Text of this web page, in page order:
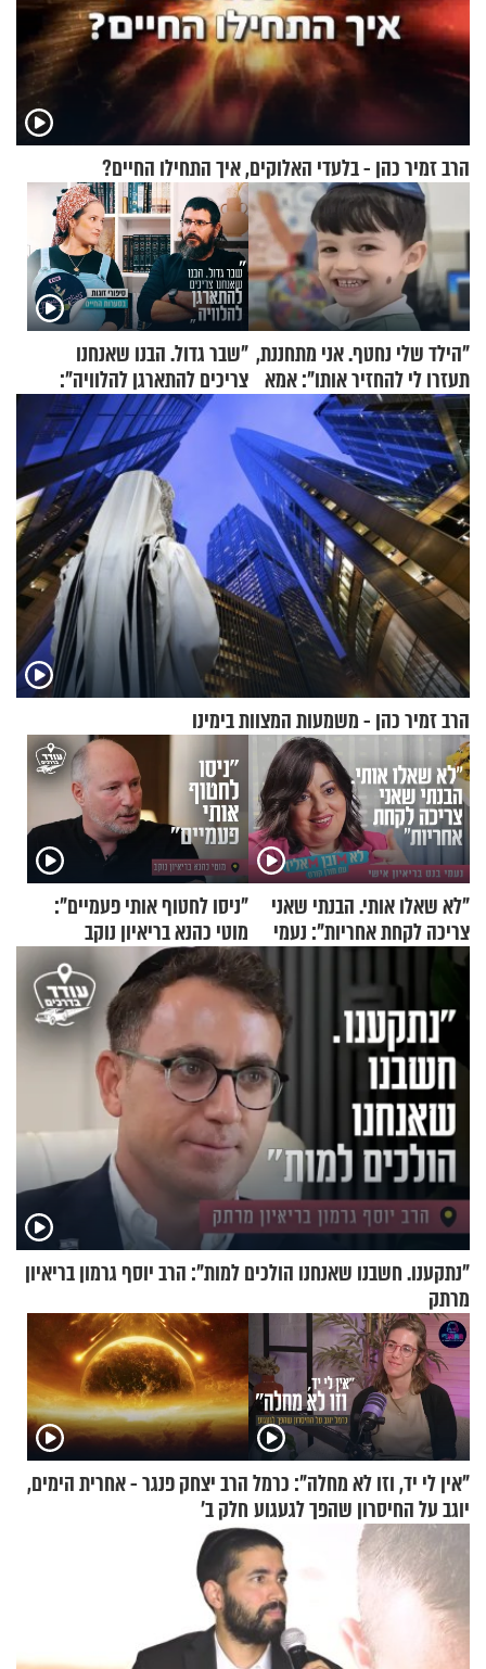
הרב זמיר כהן - בלעדי האלוקים, איך התחילו החיים?
"הילד שלי נחטף. אני מתחננת,
תעזרו לי להחזיר אותו": אמא
של יובל בן ה-4 בריאיון דומע
"שבר גדול. הבנו שאנחנו
צריכים להתארגן להלוויה":
זוגיות במבחן, הפעם עם מרים
וגד דנינו
הרב זמיר כהן - משמעות המצוות בימינו
"לא שאלו אותי. הבנתי שאני
צריכה לקחת אחריות": נעמי
בנט בריאיון אישי
"ניסו לחטוף אותי פעמיים":
מוטי כהנא בריאיון נוקב
"נתקענו. חשבנו שאנחנו הולכים למות": הרב יוסף גרמון בריאיון
מרתק
"אין לי יד, וזו לא מחלה": כרמל
יוגב על החיסרון שהפך לגעגוע
הרב יצחק פנגר - אחרית הימים,
חלק ב’